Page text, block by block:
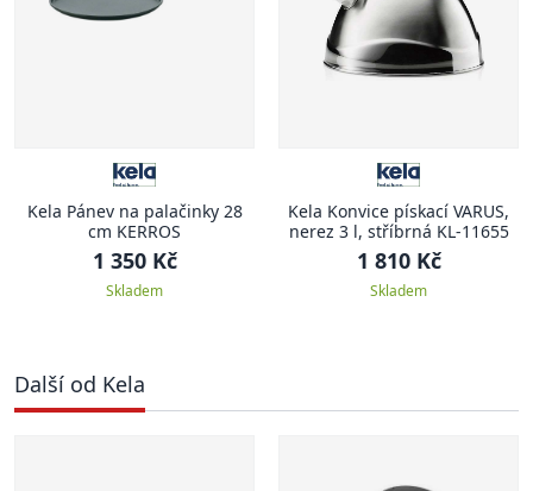
Kela Pánev na palačinky 28
cm KERROS
1 350 Kč
Skladem
Kela Konvice pískací VARUS,
nerez 3 l, stříbrná KL-11655
1 810 Kč
Skladem
Další od Kela